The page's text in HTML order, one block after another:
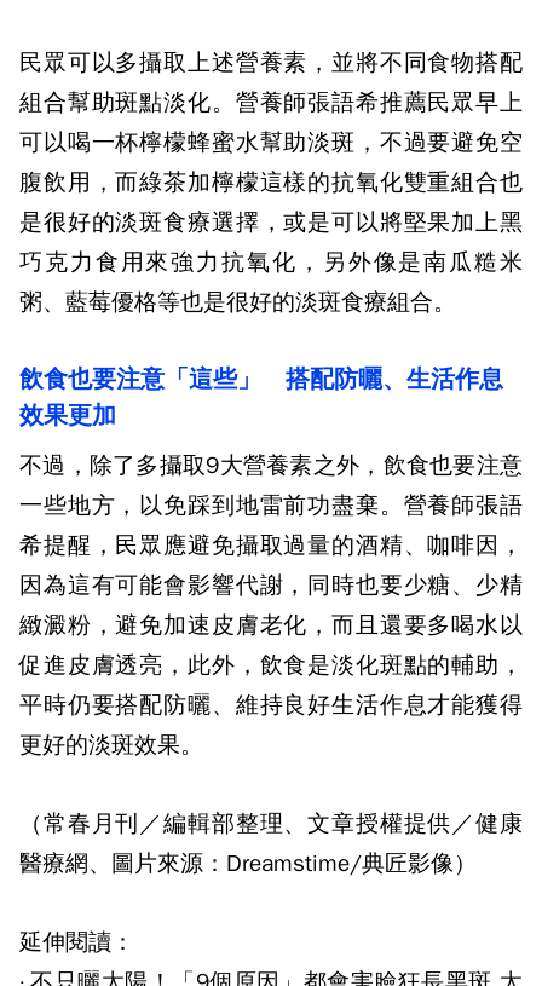
民眾可以多攝取上述營養素，並將不同食物搭配
組合幫助斑點淡化。營養師張語希推薦民眾早上
可以喝一杯檸檬蜂蜜水幫助淡斑，不過要避免空
腹飲用，而綠茶加檸檬這樣的抗氧化雙重組合也
是很好的淡斑食療選擇，或是可以將堅果加上黑
巧克力食用來強力抗氧化，另外像是南瓜糙米
粥、藍莓優格等也是很好的淡斑食療組合。
飲食也要注意「這些」 搭配防曬、生活作息
效果更加
不過，除了多攝取9大營養素之外，飲食也要注意
一些地方，以免踩到地雷前功盡棄。營養師張語
希提醒，民眾應避免攝取過量的酒精、咖啡因，
因為這有可能會影響代謝，同時也要少糖、少精
緻澱粉，避免加速皮膚老化，而且還要多喝水以
促進皮膚透亮，此外，飲食是淡化斑點的輔助，
平時仍要搭配防曬、維持良好生活作息才能獲得
更好的淡斑效果。
（常春月刊／編輯部整理、文章授權提供／健康
醫療網、圖片來源：Dreamstime/典匠影像）
延伸閱讀：